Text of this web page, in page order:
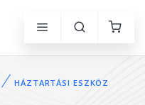
HÁZTARTÁSI ESZKÖZ